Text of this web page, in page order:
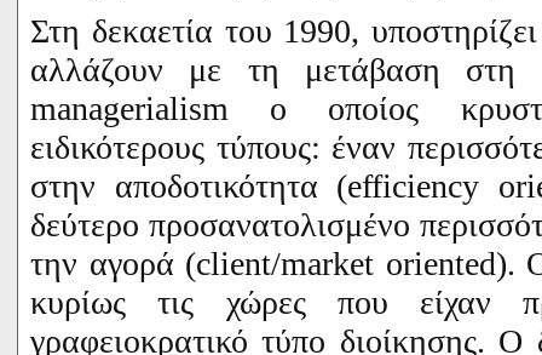
Στη δεκαετία του 1990,
αλλάζουν με τη μετάβαση στη
managerialism ο οποίος
ειδικότερους τύπους: έναν
στην αποδοτικότητα (efficiency
δεύτερο προσανατολισμένο
την αγορά (client/market oriented).
κυρίως τις χώρες που είχαν
γραφειοκρατικό τύπο διοίκησης. Ο